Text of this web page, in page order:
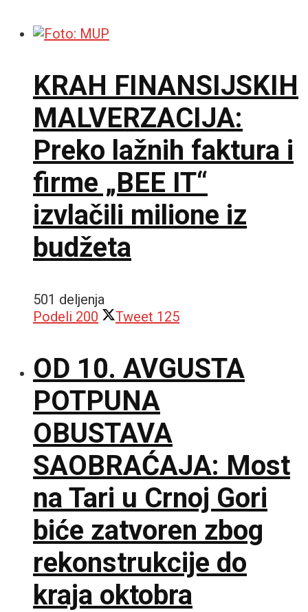
KRAH FINANSIJSKIH
MALVERZACIJA:
Preko lažnih faktura i
firme „BEE IT“
izvlačili milione iz
budžeta
501 deljenja
Podeli 200 Tweet 125
OD 10. AVGUSTA
POTPUNA
OBUSTAVA
SAOBRAĆAJA: Most
na Tari u Crnoj Gori
biće zatvoren zbog
rekonstrukcije do
kraja oktobra